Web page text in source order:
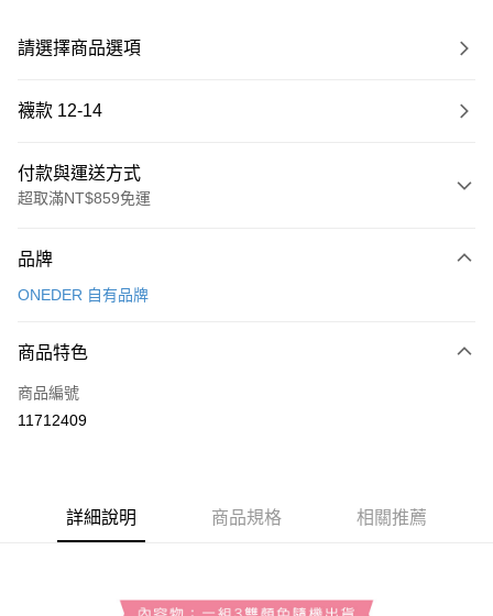
請選擇商品選項
襪款 12-14
付款與運送方式
超取滿NT$859免運
信用卡一次付款
LINE Pay
Apple Pay
ATM付款
品牌
ONEDER 自有品牌
商品特色
商品編號
11712409
詳細說明 商品規格 相關推薦